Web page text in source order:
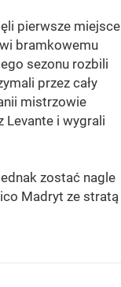
pierwsze miejsce
bramkowemu
sezonu rozbili
przez cały
mistrzowie
Levante i wygrali
zostać nagle
Madryt ze stratą